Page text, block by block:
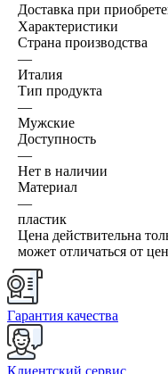
Доставка при
Характеристики
Страна производства
—
Италия
Тип продукта
—
Мужские
Доступность
—
Нет в наличии
Материал
—
пластик
Цена действительна
может отличаться от
Гарантия качества
Клиентский сервис